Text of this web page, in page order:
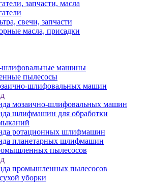
запчасти, масла
свечи, запчасти
масла, присадки
шлифовальные машины
пылесосы
шлифовальных машин
мозаично-шлифовальных машин
шлифмашин для обработки
ротационных шлифмашин
планетарных шлифмашин
пылесосов
промышленных пылесосов
уборки